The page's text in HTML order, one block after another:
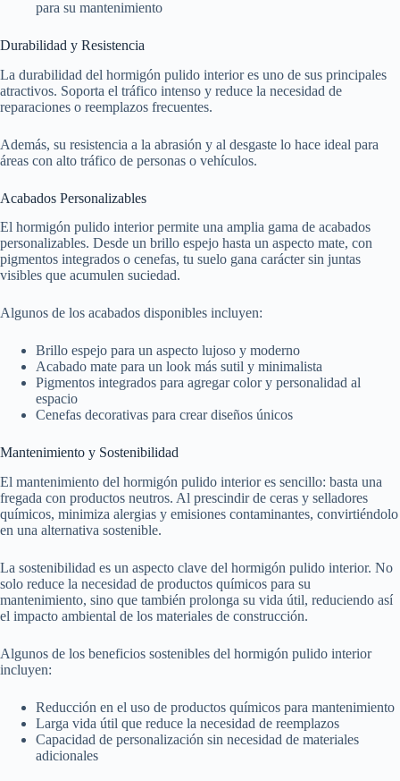
para su mantenimiento
Durabilidad y Resistencia
La durabilidad del hormigón pulido interior es uno de sus principales
atractivos. Soporta el tráfico intenso y reduce la necesidad de
reparaciones o reemplazos frecuentes.
Además, su resistencia a la abrasión y al desgaste lo hace ideal para
áreas con alto tráfico de personas o vehículos.
Acabados Personalizables
El hormigón pulido interior permite una amplia gama de acabados
personalizables. Desde un brillo espejo hasta un aspecto mate, con
pigmentos integrados o cenefas, tu suelo gana carácter sin juntas
visibles que acumulen suciedad.
Algunos de los acabados disponibles incluyen:
Brillo espejo para un aspecto lujoso y moderno
Acabado mate para un look más sutil y minimalista
Pigmentos integrados para agregar color y personalidad al
espacio
Cenefas decorativas para crear diseños únicos
Mantenimiento y Sostenibilidad
El mantenimiento del hormigón pulido interior es sencillo: basta una
fregada con productos neutros. Al prescindir de ceras y selladores
químicos, minimiza alergias y emisiones contaminantes, convirtiéndolo
en una alternativa sostenible.
La sostenibilidad es un aspecto clave del hormigón pulido interior. No
solo reduce la necesidad de productos químicos para su
mantenimiento, sino que también prolonga su vida útil, reduciendo así
el impacto ambiental de los materiales de construcción.
Algunos de los beneficios sostenibles del hormigón pulido interior
incluyen:
Reducción en el uso de productos químicos para mantenimiento
Larga vida útil que reduce la necesidad de reemplazos
Capacidad de personalización sin necesidad de materiales
adicionales